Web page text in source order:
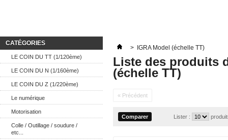
CATÉGORIES
LE COIN DU TT (1/120ème)
LE COIN DU N (1/160ème)
LE COIN DU Z (1/220ème)
Le numérique
Motorisation
Colle / Outillage / soudure /
etc...
> IGRA Model (échelle TT)
Liste des produits
(échelle TT)
« Précédent
Lister :